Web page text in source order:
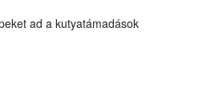
ad a kutyatámadások